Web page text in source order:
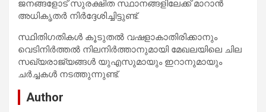
ജനങ്ങളോട് സുരക്ഷിത സ്ഥാനങ്ങളിലേക്ക് മാറാൻ
അധികൃതർ നിർദ്ദേശിച്ചിട്ടുണ്ട്.
സ്ഥിതിഗതികൾ കൂടുതൽ വഷളാകാതിരിക്കാനും
വെടിനിർത്തൽ നിലനിർത്താനുമായി മേഖലയിലെ ചില
സഖ്യരാജ്യങ്ങൾ യുഎസുമായും ഇറാനുമായും
ചർച്ചകൾ നടത്തുന്നുണ്ട്.
Author